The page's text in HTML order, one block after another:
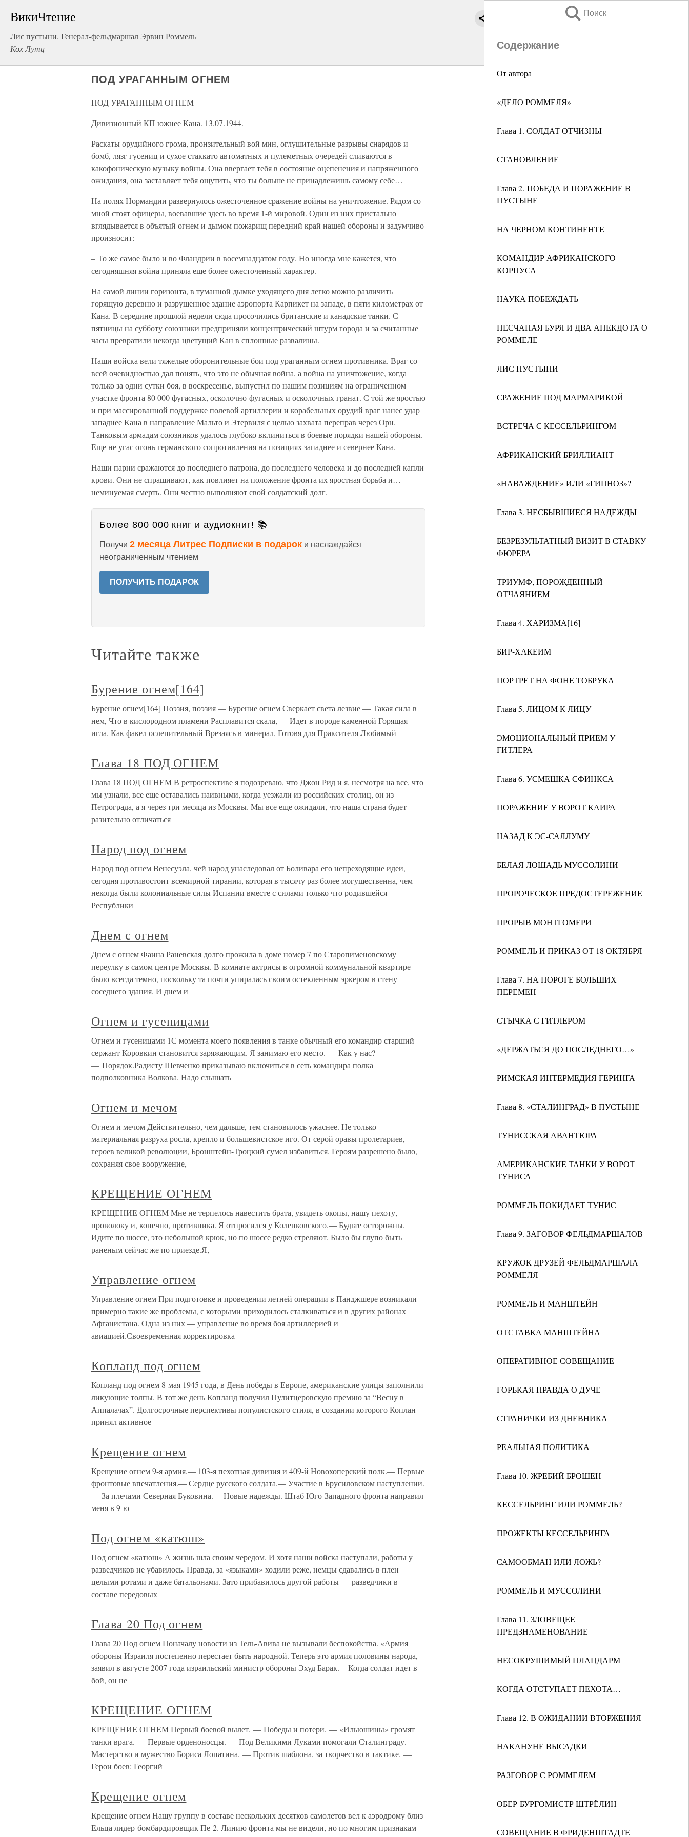
ВикиЧтение
Лис пустыни. Генерал-фельдмаршал Эрвин Роммель
Кох Лутц
Поиск
Содержание
От автора
«ДЕЛО РОММЕЛЯ»
Глава 1. СОЛДАТ ОТЧИЗНЫ
СТАНОВЛЕНИЕ
Глава 2. ПОБЕДА И ПОРАЖЕНИЕ В
ПУСТЫНЕ
НА ЧЕРНОМ КОНТИНЕНТЕ
КОМАНДИР АФРИКАНСКОГО
КОРПУСА
НАУКА ПОБЕЖДАТЬ
ПЕСЧАНАЯ БУРЯ И ДВА АНЕКДОТА О
РОММЕЛЕ
ЛИС ПУСТЫНИ
СРАЖЕНИЕ ПОД МАРМАРИКОЙ
ВСТРЕЧА С КЕССЕЛЬРИНГОМ
АФРИКАНСКИЙ БРИЛЛИАНТ
«НАВАЖДЕНИЕ» ИЛИ «ГИПНОЗ»?
Глава 3. НЕСБЫВШИЕСЯ НАДЕЖДЫ
БЕЗРЕЗУЛЬТАТНЫЙ ВИЗИТ В СТАВКУ
ФЮРЕРА
ТРИУМФ, ПОРОЖДЕННЫЙ
ОТЧАЯНИЕМ
Глава 4. ХАРИЗМА[16]
БИР-ХАКЕИМ
ПОРТРЕТ НА ФОНЕ ТОБРУКА
Глава 5. ЛИЦОМ К ЛИЦУ
ЭМОЦИОНАЛЬНЫЙ ПРИЕМ У
ГИТЛЕРА
Глава 6. УСМЕШКА СФИНКСА
ПОРАЖЕНИЕ У ВОРОТ КАИРА
НАЗАД К ЭС-САЛЛУМУ
БЕЛАЯ ЛОШАДЬ МУССОЛИНИ
ПРОРОЧЕСКОЕ ПРЕДОСТЕРЕЖЕНИЕ
ПРОРЫВ МОНТГОМЕРИ
РОММЕЛЬ И ПРИКАЗ ОТ 18 ОКТЯБРЯ
Глава 7. НА ПОРОГЕ БОЛЬШИХ
ПЕРЕМЕН
СТЫЧКА С ГИТЛЕРОМ
«ДЕРЖАТЬСЯ ДО ПОСЛЕДНЕГО…»
РИМСКАЯ ИНТЕРМЕДИЯ ГЕРИНГА
Глава 8. «СТАЛИНГРАД» В ПУСТЫНЕ
ТУНИССКАЯ АВАНТЮРА
АМЕРИКАНСКИЕ ТАНКИ У ВОРОТ
ТУНИСА
РОММЕЛЬ ПОКИДАЕТ ТУНИС
Глава 9. ЗАГОВОР ФЕЛЬДМАРШАЛОВ
КРУЖОК ДРУЗЕЙ ФЕЛЬДМАРШАЛА
РОММЕЛЯ
РОММЕЛЬ И МАНШТЕЙН
ОТСТАВКА МАНШТЕЙНА
ОПЕРАТИВНОЕ СОВЕЩАНИЕ
ГОРЬКАЯ ПРАВДА О ДУЧЕ
СТРАНИЧКИ ИЗ ДНЕВНИКА
РЕАЛЬНАЯ ПОЛИТИКА
Глава 10. ЖРЕБИЙ БРОШЕН
КЕССЕЛЬРИНГ ИЛИ РОММЕЛЬ?
ПРОЖЕКТЫ КЕССЕЛЬРИНГА
САМООБМАН ИЛИ ЛОЖЬ?
РОММЕЛЬ И МУССОЛИНИ
Глава 11. ЗЛОВЕЩЕЕ
ПРЕДЗНАМЕНОВАНИЕ
НЕСОКРУШИМЫЙ ПЛАЦДАРМ
КОГДА ОТСТУПАЕТ ПЕХОТА…
Глава 12. В ОЖИДАНИИ ВТОРЖЕНИЯ
НАКАНУНЕ ВЫСАДКИ
РАЗГОВОР С РОММЕЛЕМ
ОБЕР-БУРГОМИСТР ШТРЁЛИН
СОВЕЩАНИЕ В ФРИДЕНШТАДТЕ
ПОД УРАГАННЫМ ОГНЕМ
ПОД УРАГАННЫМ ОГНЕМ
Дивизионный КП южнее Кана. 13.07.1944.
Раскаты орудийного грома, пронзительный вой мин, оглушительные разрывы снарядов и
бомб, лязг гусениц и сухое стаккато автоматных и пулеметных очередей сливаются в
какофоническую музыку войны. Она ввергает тебя в состояние оцепенения и напряженного
ожидания, она заставляет тебя ощутить, что ты больше не принадлежишь самому себе…
На полях Нормандии развернулось ожесточенное сражение войны на уничтожение. Рядом со
мной стоят офицеры, воевавшие здесь во время 1-й мировой. Один из них пристально
вглядывается в объятый огнем и дымом пожарищ передний край нашей обороны и задумчиво
произносит:
– То же самое было и во Фландрии в восемнадцатом году. Но иногда мне кажется, что
сегодняшняя война приняла еще более ожесточенный характер.
На самой линии горизонта, в туманной дымке уходящего дня легко можно различить
горящую деревню и разрушенное здание аэропорта Карпикет на западе, в пяти километрах от
Кана. В середине прошлой недели сюда просочились британские и канадские танки. С
пятницы на субботу союзники предприняли концентрический штурм города и за считанные
часы превратили некогда цветущий Кан в сплошные развалины.
Наши войска вели тяжелые оборонительные бои под ураганным огнем противника. Враг со
всей очевидностью дал понять, что это не обычная война, а война на уничтожение, когда
только за одни сутки боя, в воскресенье, выпустил по нашим позициям на ограниченном
участке фронта 80 000 фугасных, осколочно-фугасных и осколочных гранат. С той же яростью
и при массированной поддержке полевой артиллерии и корабельных орудий враг нанес удар
западнее Кана в направление Мальто и Этервиля с целью захвата переправ через Орн.
Танковым армадам союзников удалось глубоко вклиниться в боевые порядки нашей обороны.
Еще не угас огонь германского сопротивления на позициях западнее и севернее Кана.
Наши парни сражаются до последнего патрона, до последнего человека и до последней капли
крови. Они не спрашивают, как повлияет на положение фронта их яростная борьба и…
неминуемая смерть. Они честно выполняют свой солдатский долг.
Более 800 000 книг и аудиокниг! 📚
Получи 2 месяца Литрес Подписки в подарок и наслаждайся
неограниченным чтением
ПОЛУЧИТЬ ПОДАРОК
Читайте также
Бурение огнем[164]
Бурение огнем[164] Поэзия, поэзия — Бурение огнем Сверкает света лезвие — Такая сила в
нем, Что в кислородном пламени Расплавится скала, — Идет в породе каменной Горящая
игла. Как факел ослепительный Врезаясь в минерал, Готовя для Праксителя Любимый
Глава 18 ПОД ОГНЕМ
Глава 18 ПОД ОГНЕМ В ретроспективе я подозреваю, что Джон Рид и я, несмотря на все, что
мы узнали, все еще оставались наивными, когда уезжали из российских столиц, он из
Петрограда, а я через три месяца из Москвы. Мы все еще ожидали, что наша страна будет
разительно отличаться
Народ под огнем
Народ под огнем Венесуэла, чей народ унаследовал от Боливара его непреходящие идеи,
сегодня противостоит всемирной тирании, которая в тысячу раз более могущественна, чем
некогда были колониальные силы Испании вместе с силами только что родившейся
Республики
Днем с огнем
Днем с огнем Фаина Раневская долго прожила в доме номер 7 по Старопименовскому
переулку в самом центре Москвы. В комнате актрисы в огромной коммунальной квартире
было всегда темно, поскольку та почти упиралась своим остекленным эркером в стену
соседнего здания. И днем и
Огнем и гусеницами
Огнем и гусеницами 1С момента моего появления в танке обычный его командир старший
сержант Коровкин становится заряжающим. Я занимаю его место. — Как у нас?
— Порядок.Радисту Шевченко приказываю включиться в сеть командира полка
подполковника Волкова. Надо слышать
Огнем и мечом
Огнем и мечом Действительно, чем дальше, тем становилось ужаснее. Не только
материальная разруха росла, крепло и большевистское иго. От серой оравы пролетариев,
героев великой революции, Бронштейн-Троцкий сумел избавиться. Героям разрешено было,
сохраняя свое вооружение,
КРЕЩЕНИЕ ОГНЕМ
КРЕЩЕНИЕ ОГНЕМ Мне не терпелось навестить брата, увидеть окопы, нашу пехоту,
проволоку и, конечно, противника. Я отпросился у Коленковского.— Будьте осторожны.
Идите по шоссе, это небольшой крюк, но по шоссе редко стреляют. Было бы глупо быть
раненым сейчас же по приезде.Я,
Управление огнем
Управление огнем При подготовке и проведении летней операции в Панджшере возникали
примерно такие же проблемы, с которыми приходилось сталкиваться и в других районах
Афганистана. Одна из них — управление во время боя артиллерией и
авиацией.Своевременная корректировка
Копланд под огнем
Копланд под огнем 8 мая 1945 года, в День победы в Европе, американские улицы заполнили
ликующие толпы. В тот же день Копланд получил Пулитцеровскую премию за “Весну в
Аппалачах”. Долгосрочные перспективы популистского стиля, в создании которого Коплан
принял активное
Крещение огнем
Крещение огнем 9-я армия.— 103-я пехотная дивизия и 409-й Новохоперский полк.— Первые
фронтовые впечатления.— Сердце русского солдата.— Участие в Брусиловском наступлении.
— За плечами Северная Буковина.— Новые надежды. Штаб Юго-Западного фронта направил
меня в 9-ю
Под огнем «катюш»
Под огнем «катюш» А жизнь шла своим чередом. И хотя наши войска наступали, работы у
разведчиков не убавилось. Правда, за «языками» ходили реже, немцы сдавались в плен
целыми ротами и даже батальонами. Зато прибавилось другой работы — разведчики в
составе передовых
Глава 20 Под огнем
Глава 20 Под огнем Поначалу новости из Тель-Авива не вызывали беспокойства. «Армия
обороны Израиля постепенно перестает быть народной. Теперь это армия половины народа, –
заявил в августе 2007 года израильский министр обороны Эхуд Барак. – Когда солдат идет в
бой, он не
КРЕЩЕНИЕ ОГНЕМ
КРЕЩЕНИЕ ОГНЕМ Первый боевой вылет. — Победы и потери. — «Ильюшины» громят
танки врага. — Первые орденоносцы. — Под Великими Луками помогали Сталинграду. —
Мастерство и мужество Бориса Лопатина. — Против шаблона, за творчество в тактике. —
Герои боев: Георгий
Крещение огнем
Крещение огнем Нашу группу в составе нескольких десятков самолетов вел к аэродрому близ
Ельца лидер-бомбардировщик Пе-2. Линию фронта мы не видели, но по многим признакам